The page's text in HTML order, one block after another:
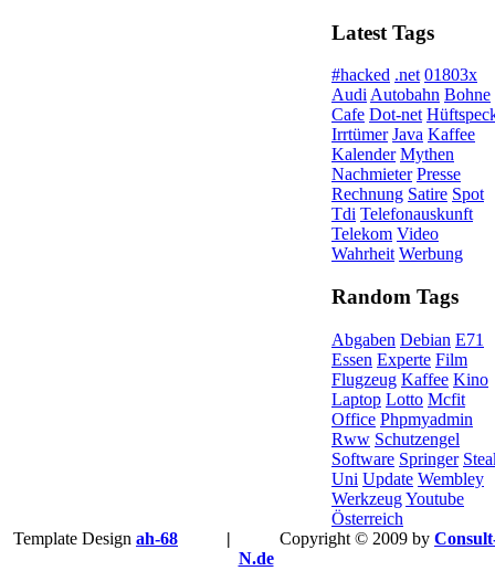
Latest Tags
#hacked .net 01803x
Audi Autobahn Bohne
Cafe Dot-net
Irrtümer Java Kaffee
Kalender Mythen
Nachmieter Presse
Rechnung Satire Spot
Tdi Telefonauskunft
Telekom Video
Wahrheit Werbung
Random Tags
Abgaben Debian E71
Essen Experte Film
Flugzeug Kaffee Kino
Laptop Lotto Mcfit
Office Phpmyadmin
Rww Schutzengel
Software Springer
Uni Update Wembley
WerkzeugYoutube
Österreich
Template Design ah-68 | Copyright © 2009 by
N.de